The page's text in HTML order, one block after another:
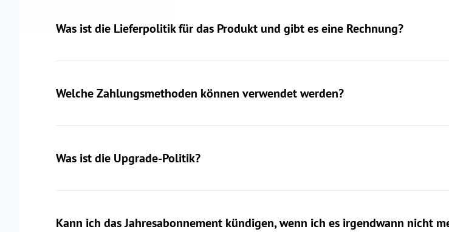
Was ist die Lieferpolitik für das Produkt und gibt es eine Rechnung?
Welche Zahlungsmethoden können verwendet werden?
Was ist die Upgrade-Politik?
Kann ich das Jahresabonnement kündigen, wenn ich es irgendwann nicht